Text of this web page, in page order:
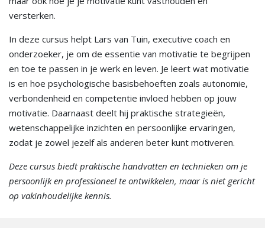
versterken.
In deze cursus helpt Lars van Tuin, executive coach en
onderzoeker, je om de essentie van motivatie te begrijpen
en toe te passen in je werk en leven. Je leert wat motivatie
is en hoe psychologische basisbehoeften zoals autonomie,
verbondenheid en competentie invloed hebben op jouw
motivatie. Daarnaast deelt hij praktische strategieën,
wetenschappelijke inzichten en persoonlijke ervaringen,
zodat je zowel jezelf als anderen beter kunt motiveren.
Deze cursus biedt praktische handvatten en technieken om je
persoonlijk en professioneel te ontwikkelen, maar is niet gericht
op vakinhoudelijke kennis.